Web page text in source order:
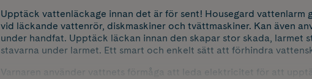
Upptäck vattenläckage innan det är för sent! Housegard vattenlarm
vid läckande vattenrör, diskmaskiner och tvättmaskiner. Kan även
under handfat. Upptäck läckan innan den skapar stor skada, larmet
stavarna under larmet. Ett smart och enkelt sätt att förhindra
Varnaren använder vattnets förmåga att leda elektricitet för att